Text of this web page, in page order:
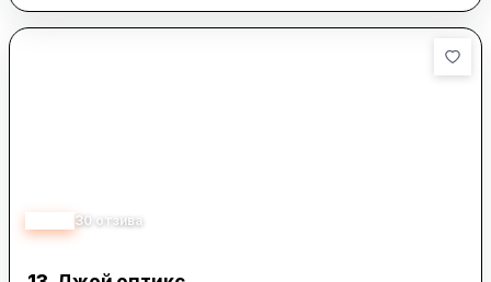
30 отзива